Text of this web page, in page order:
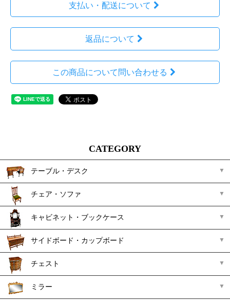
支払い・配送について
返品について
この商品について問い合わせる
CATEGORY
テーブル・デスク
チェア・ソファ
キャビネット・ブックケース
サイドボード・カップボード
チェスト
ミラー